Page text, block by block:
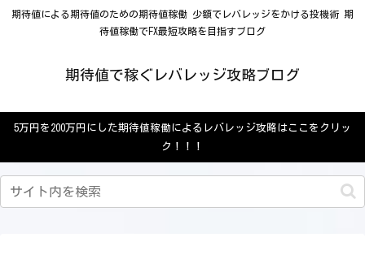
期待値による期待値のための期待値稼働 少額でレバレッジをかける投機術 期
待値稼働でFX最短攻略を目指すブログ
期待値で稼ぐレバレッジ攻略ブログ
5万円を200万円にした期待値稼働によるレバレッジ攻略はここをクリッ
ク！！！